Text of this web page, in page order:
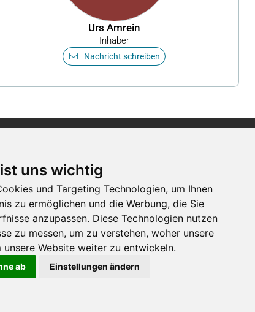
uns wichtig
und Targeting Technologien, um Ihnen
zu ermöglichen und die Werbung, die Sie
anzupassen. Diese Technologien nutzen
zu messen, um zu verstehen, woher unsere
Website weiter zu entwickeln.
ab Einstellungen ändern
Urs Amrein
Inhaber
Nachricht schreiben
Newsletter
Newsletter-Anmeldung
Folge der Luga